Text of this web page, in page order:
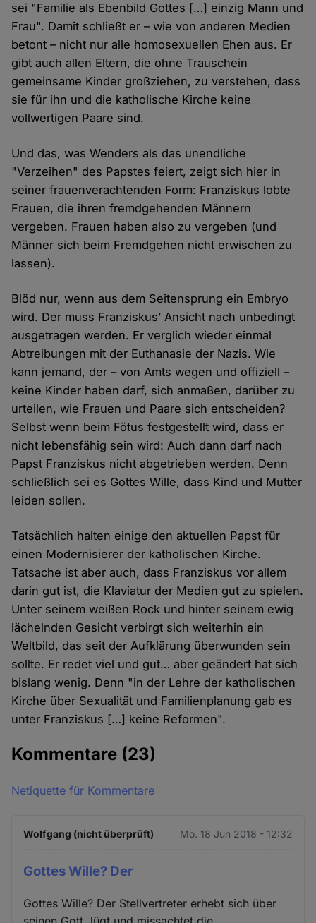
sei "Familie als Ebenbild Gottes […] einzig Mann und
Frau". Damit schließt er – wie von anderen Medien
betont – nicht nur alle homosexuellen Ehen aus. Er
gibt auch allen Eltern, die ohne Trauschein
gemeinsame Kinder großziehen, zu verstehen, dass
sie für ihn und die katholische Kirche keine
vollwertigen Paare sind.
Und das, was Wenders als das unendliche
"Verzeihen" des Papstes feiert, zeigt sich hier in
seiner frauenverachtenden Form: Franziskus lobte
Frauen, die ihren fremdgehenden Männern
vergeben. Frauen haben also zu vergeben (und
Männer sich beim Fremdgehen nicht erwischen zu
lassen).
Blöd nur, wenn aus dem Seitensprung ein Embryo
wird. Der muss Franziskus’ Ansicht nach unbedingt
ausgetragen werden. Er verglich wieder einmal
Abtreibungen mit der Euthanasie der Nazis. Wie
kann jemand, der – von Amts wegen und offiziell –
keine Kinder haben darf, sich anmaßen, darüber zu
urteilen, wie Frauen und Paare sich entscheiden?
Selbst wenn beim Fötus festgestellt wird, dass er
nicht lebensfähig sein wird: Auch dann darf nach
Papst Franziskus nicht abgetrieben werden. Denn
schließlich sei es Gottes Wille, dass Kind und Mutter
leiden sollen.
Tatsächlich halten einige den aktuellen Papst für
einen Modernisierer der katholischen Kirche.
Tatsache ist aber auch, dass Franziskus vor allem
darin gut ist, die Klaviatur der Medien gut zu spielen.
Unter seinem weißen Rock und hinter seinem ewig
lächelnden Gesicht verbirgt sich weiterhin ein
Weltbild, das seit der Aufklärung überwunden sein
sollte. Er redet viel und gut… aber geändert hat sich
bislang wenig. Denn "in der Lehre der katholischen
Kirche über Sexualität und Familienplanung gab es
unter Franziskus […] keine Reformen".
Kommentare (23)
Netiquette für Kommentare
Wolfgang (nicht überprüft) Mo. 18 Jun 2018 - 12:32
Gottes Wille? Der
Gottes Wille? Der Stellvertreter erhebt sich über